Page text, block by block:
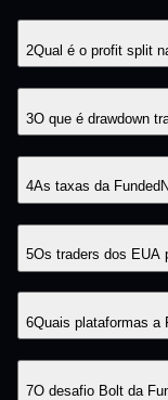
2Qual é o profit split
3O que é drawdown
4As taxas da
5Os traders dos EUA
6Quais plataformas a
7O desafio Bolt da